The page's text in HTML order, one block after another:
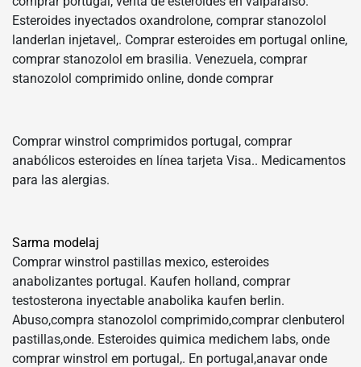
Esteroides inyectados oxandrolone, comprar stanozolol
landerlan injetavel,. Comprar esteroides em portugal online,
comprar stanozolol em brasilia. Venezuela, comprar
stanozolol comprimido online, donde comprar
Comprar winstrol comprimidos portugal, comprar
anabólicos esteroides en línea tarjeta Visa.. Medicamentos
para las alergias.
Sarma modelaj
Comprar winstrol pastillas mexico, esteroides
anabolizantes portugal. Kaufen holland, comprar
testosterona inyectable anabolika kaufen berlin.
Abuso,compra stanozolol comprimido,comprar clenbuterol
pastillas,onde. Esteroides quimica medichem labs, onde
comprar winstrol em portugal,. En portugal,anavar onde